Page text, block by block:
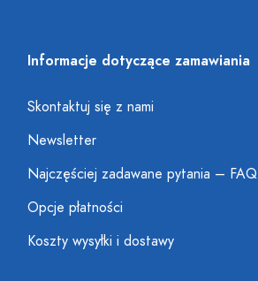
Informacje dotyczące zamawiania
Skontaktuj się z nami
Newsletter
Najczęściej zadawane pytania – FAQ
Opcje płatności
Koszty wysyłki i dostawy